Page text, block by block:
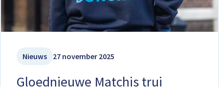
Nieuws 27 november 2025
Gloednieuwe Matchis trui